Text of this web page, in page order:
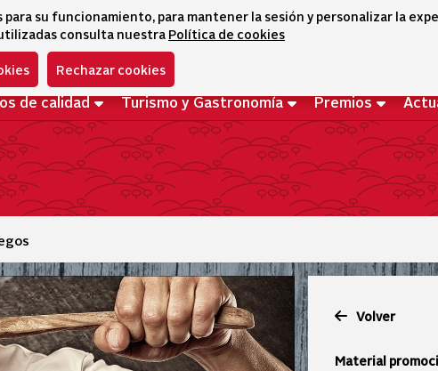
su funcionamiento, para mantener la sesión y personalizar la
consulta nuestra Política de cookies
Rechazar cookies
de calidad Turismo y Gastronomía Premios
Volver
Material